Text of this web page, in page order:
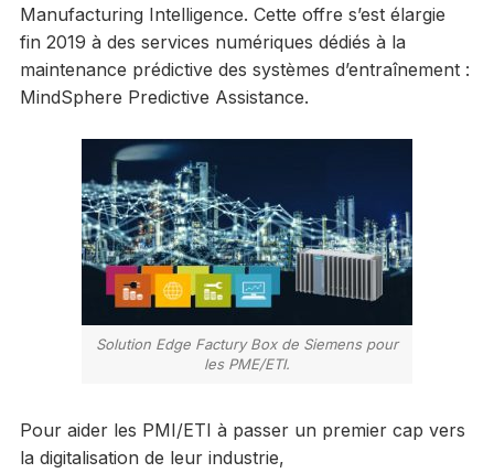
Manufacturing Intelligence. Cette offre s’est élargie
fin 2019 à des services numériques dédiés à la
maintenance prédictive des systèmes d’entraînement :
MindSphere Predictive Assistance.
Solution Edge Factury Box de Siemens pour
les PME/ETI.
Pour aider les PMI/ETI à passer un premier cap vers
la digitalisation de leur industrie,